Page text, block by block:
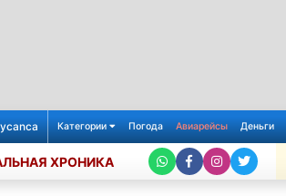
Категории Погода Авиарейсы Деньги
ХРОНИКА